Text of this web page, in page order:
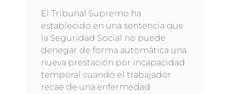
El Tribunal Supremo ha
establecido en una sentencia que
la Seguridad Social no puede
denegar de forma automática una
nueva prestación por incapacidad
temporal cuando el trabajador
recae de una enfermedad